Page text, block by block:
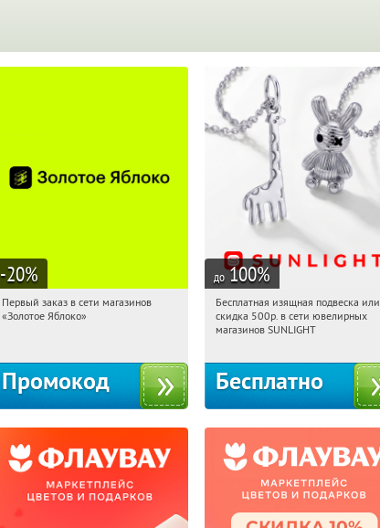
-20%
23:26:07
Получи первым!
Первый заказ в сети магазинов
«Золотое Яблоко»
Промокод
до 100%
23:26:07 Получили:
Россия
Бесплатная изящная подвеска или
скидка 500р. в сети ювелирных
магазинов SUNLIGHT
Бесплатно